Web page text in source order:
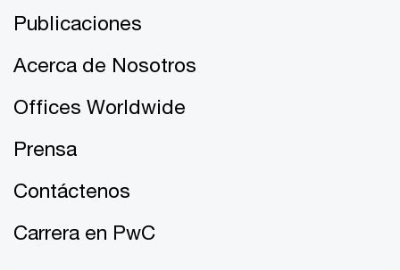
Publicaciones
Acerca de Nosotros
Offices Worldwide
Prensa
Contáctenos
Carrera en PwC